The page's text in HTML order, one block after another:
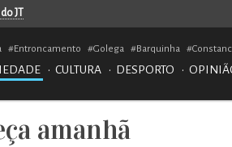
JT
#Entroncamento #Golega #Barquinha
• CULTURA • DESPORTO •
amanhã